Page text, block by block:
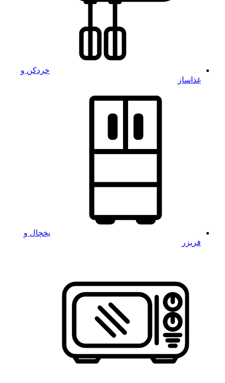
خردکن و
غذاساز
یخچال و
فریزر